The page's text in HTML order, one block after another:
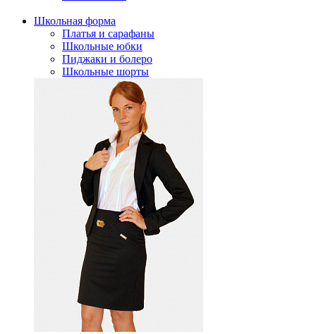
Школьная форма
Платья и сарафаны
Школьные юбки
Пиджаки и болеро
Школьные шорты